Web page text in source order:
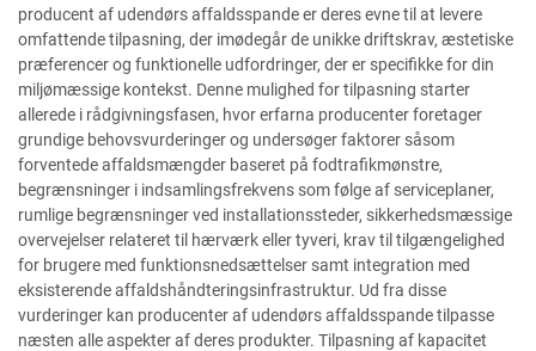
producent af udendørs affaldsspande er deres evne til at levere
omfattende tilpasning, der imødegår de unikke driftskrav, æstetiske
præferencer og funktionelle udfordringer, der er specifikke for din
miljømæssige kontekst. Denne mulighed for tilpasning starter
allerede i rådgivningsfasen, hvor erfarna producenter foretager
grundige behovsvurderinger og undersøger faktorer såsom
forventede affaldsmængder baseret på fodtrafikmønstre,
begrænsninger i indsamlingsfrekvens som følge af serviceplaner,
rumlige begrænsninger ved installationssteder, sikkerhedsmæssige
overvejelser relateret til hærværk eller tyveri, krav til tilgængelighed
for brugere med funktionsnedsættelser samt integration med
eksisterende affaldshåndteringsinfrastruktur. Ud fra disse
vurderinger kan producenter af udendørs affaldsspande tilpasse
næsten alle aspekter af deres produkter. Tilpasning af kapacitet